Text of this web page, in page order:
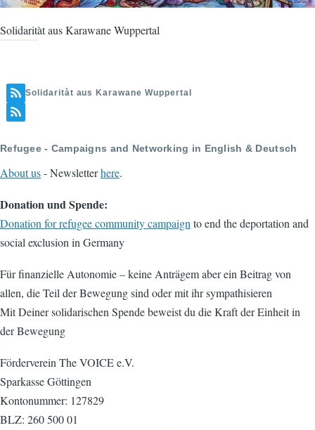
Solidaritàt aus Karawane Wuppertal
Solidaritàt aus Karawane Wuppertal
Refugee - Campaigns and Networking in English & Deutsch
About us- Newsletterhere.
Donation und Spende:
Donation for refugee community campaign to end the deportation and
social exclusion in Germany
Für finanzielle Autonomie – keine Anträgem aber ein Beitrag von
allen, die Teil der Bewegung sind oder mit ihr sympathisieren
Mit Deiner solidarischen Spende beweist du die Kraft der Einheit in
der Bewegung
Förderverein The VOICE e.V.
Sparkasse Göttingen
Kontonummer: 127829
BLZ: 260 500 01